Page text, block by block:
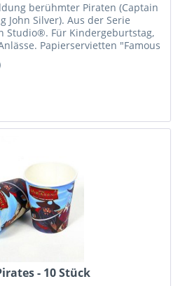
berühmter Piraten (Captain
John Silver). Aus der Serie
Studio®. Für Kindergeburtstag,
Papierservietten "Famous
- 10 Stück